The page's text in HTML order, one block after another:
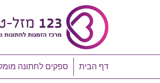
דף הבית ספקים לחתונה